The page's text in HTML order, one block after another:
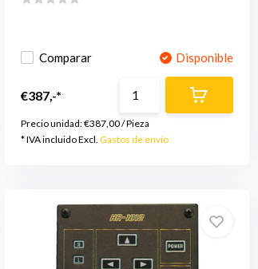
Comparar Disponible
€387,-*
Precio unidad:€387,00/Pieza
* IVA incluido Excl. Gastos de envío